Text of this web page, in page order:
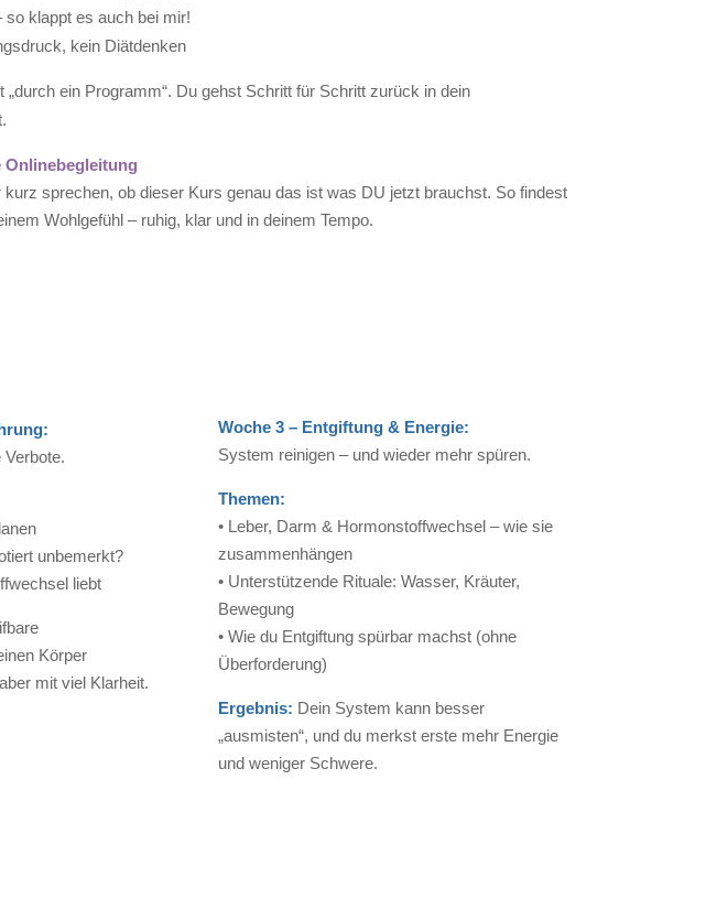
so klappt es auch bei mir!
kein Diätdenken
„durch ein Programm“. Du gehst Schritt für Schritt zurück in dein
Onlinebegleitung
kurz sprechen, ob dieser Kurs genau das ist was DU jetzt brauchst. So findest
Wohlgefühl – ruhig, klar und in deinem Tempo.
unbemerkt?
liebt
Körper
mit viel Klarheit.
Woche 3 – Entgiftung & Energie:
System reinigen – und wieder mehr spüren.
Themen:
• Leber, Darm & Hormonstoffwechsel – wie sie
zusammenhängen
• Unterstützende Rituale: Wasser, Kräuter,
Bewegung
• Wie du Entgiftung spürbar machst (ohne
Überforderung)
Ergebnis: Dein System kann besser
„ausmisten“, und du merkst erste mehr Energie
und weniger Schwere.